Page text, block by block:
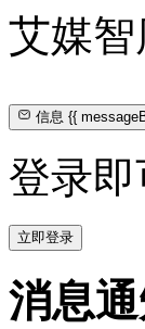
艾媒
信息{{
登录
立即登录
消息